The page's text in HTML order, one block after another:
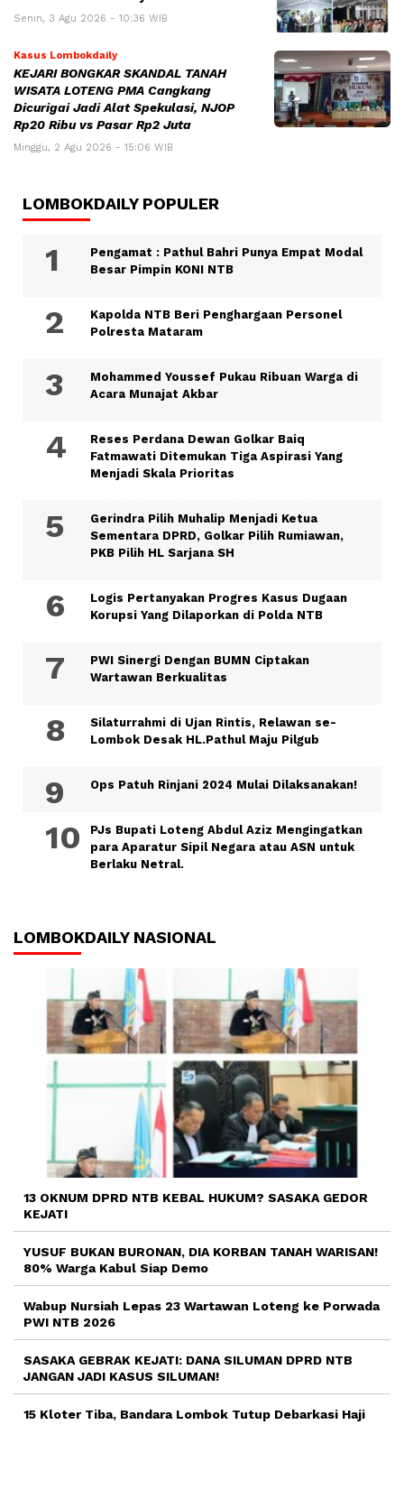
Senin, 3 Agu 2026 - 10:36 WIB
Kasus Lombokdaily
KEJARI BONGKAR SKANDAL TANAH
WISATA LOTENG PMA Cangkang
Dicurigai Jadi Alat Spekulasi, NJOP
Rp20 Ribu vs Pasar Rp2 Juta
Minggu, 2 Agu 2026 - 15:06 WIB
LOMBOKDAILY POPULER
Pengamat : Pathul Bahri Punya Empat Modal
Besar Pimpin KONI NTB
Kapolda NTB Beri Penghargaan Personel
Polresta Mataram
Mohammed Youssef Pukau Ribuan Warga di
Acara Munajat Akbar
Reses Perdana Dewan Golkar Baiq
Fatmawati Ditemukan Tiga Aspirasi Yang
Menjadi Skala Prioritas
Gerindra Pilih Muhalip Menjadi Ketua
Sementara DPRD, Golkar Pilih Rumiawan,
PKB Pilih HL Sarjana SH
Logis Pertanyakan Progres Kasus Dugaan
Korupsi Yang Dilaporkan di Polda NTB
PWI Sinergi Dengan BUMN Ciptakan
Wartawan Berkualitas
Silaturrahmi di Ujan Rintis, Relawan se-
Lombok Desak HL.Pathul Maju Pilgub
Ops Patuh Rinjani 2024 Mulai Dilaksanakan!
PJs Bupati Loteng Abdul Aziz Mengingatkan
para Aparatur Sipil Negara atau ASN untuk
Berlaku Netral.
LOMBOKDAILY NASIONAL
13 OKNUM DPRD NTB KEBAL HUKUM? SASAKA GEDOR
KEJATI
YUSUF BUKAN BURONAN, DIA KORBAN TANAH WARISAN!
80% Warga Kabul Siap Demo
Wabup Nursiah Lepas 23 Wartawan Loteng ke Porwada
PWI NTB 2026
SASAKA GEBRAK KEJATI: DANA SILUMAN DPRD NTB
JANGAN JADI KASUS SILUMAN!
15 Kloter Tiba, Bandara Lombok Tutup Debarkasi Haji